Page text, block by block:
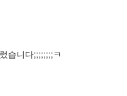
습니다;;;;;;;;ㅋ